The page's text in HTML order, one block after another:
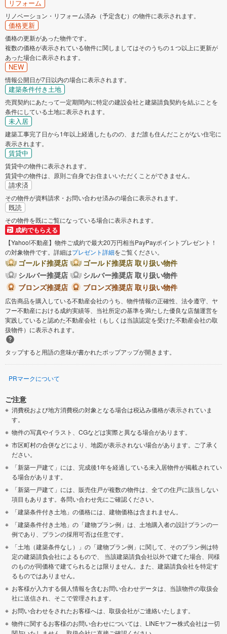
リフォーム
リノベーション・リフォーム済み（予定含む）の物件に表示されます。
価格更新
価格の更新があった物件です。
複数の価格が表示されている物件に関しましてはそのうちの１つ以上に更新が
あった場合に表示されます。
NEW
情報公開日が7日以内の場合に表示されます。
建築条件付き土地
売買契約にあたって一定期間内に特定の建設会社と建築請負契約を結ぶことを
条件にしている土地に表示されます。
未入居
建築工事完了日から1年以上経過したものの、まだ誰も住んだことがない住宅に
表示されます。
賃貸中
賃貸中の物件に表示されます。
賃貸中の物件は、原則ご自身でお住まいいただくことができません。
請求済
その物件が資料請求・お問い合わせ済みの場合に表示されます。
既読
その物件を既にご覧になっている場合に表示されます。
成約でもらえる
【Yahoo!不動産】物件ご成約で最大20万円相当PayPayポイントプレゼント！
の対象物件です。詳細はプレゼント詳細をご覧ください。
ゴールド推奨店
ゴールド推奨店 取り扱い物件
シルバー推奨店
シルバー推奨店 取り扱い物件
ブロンズ推奨店
ブロンズ推奨店 取り扱い物件
広告商品を購入している不動産会社のうち、物件情報の正確性、法令遵守、ヤ
フー不動産における成約実績等、当社所定の基準を満たした優良な店舗運営を
実践していると認めた不動産会社（もしくは当該認定を受けた不動産会社の取
扱物件）に表示されます。
タップすると用語の意味が書かれたポップアップが開きます。
PRマークについて
ご注意
消費税および地方消費税の対象となる場合は税込み価格が表示されていま
す。
物件の写真やイラスト、CGなどは実際と異なる場合があります。
市区町村の合併などにより、地図が表示されない場合があります。ご了承く
ださい。
「新築一戸建て」には、完成後1年を経過している未入居物件が掲載されてい
る場合があります。
「新築一戸建て」には、販売住戸が複数の物件は、全ての住戸に該当しない
項目もあります。各問い合わせ先にご確認ください。
「建築条件付き土地」の価格には、建物価格は含まれません。
「建築条件付き土地」の「建物プラン例」は、土地購入者の設計プランの一
例であり、プランの採用可否は任意です。
「土地（建築条件なし）」の「建物プラン例」に関して、そのプラン例は特
定の建築請負会社によるもので、 当該建築請負会社以外で建てた場合、同様
のものが同価格で建てられるとは限りません。また、建築請負会社を特定す
るものではありません。
お客様が入力する個人情報を含むお問い合わせデータは、当該物件の取扱会
社に送信され、そこで管理されます。
お問い合わせをされたお客様へは、取扱会社がご連絡いたします。
物件に関するお客様のお問い合わせについては、LINEヤフー株式会社は一切